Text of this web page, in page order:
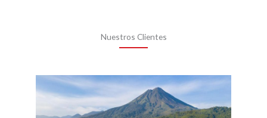
Nuestros Clientes